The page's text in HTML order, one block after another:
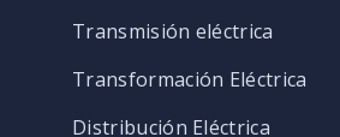
Transmisión eléctrica
Transformación Eléctrica
Distribución Eléctrica